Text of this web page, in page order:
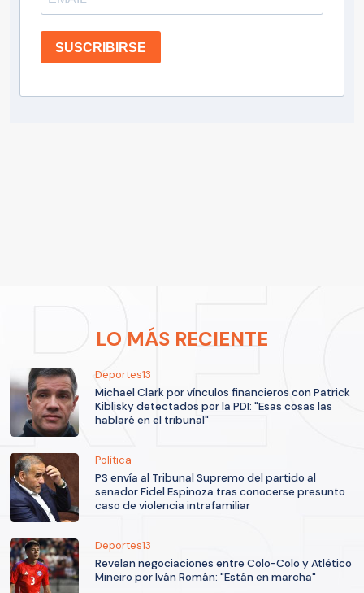
SUSCRIBIRSE
LO MÁS RECIENTE
Deportes13
Michael Clark por vínculos financieros con Patrick
Kiblisky detectados por la PDI: "Esas cosas las
hablaré en el tribunal"
Política
PS envía al Tribunal Supremo del partido al
senador Fidel Espinoza tras conocerse presunto
caso de violencia intrafamiliar
Deportes13
Revelan negociaciones entre Colo-Colo y Atlético
Mineiro por Iván Román: "Están en marcha"